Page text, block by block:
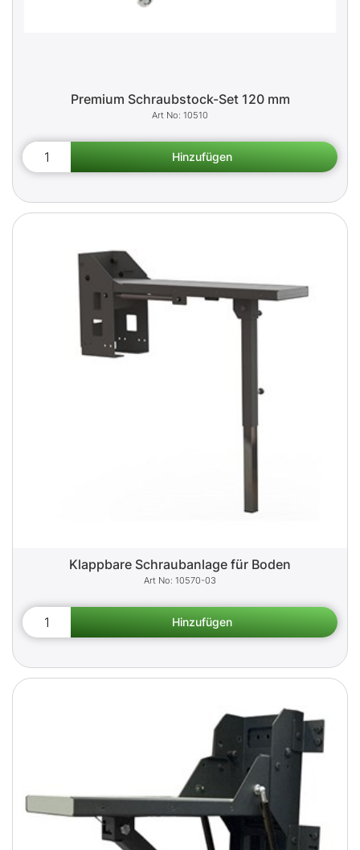
Premium Schraubstock-Set 120 mm
10510
Klappbare Schraubanlage für Boden
10570-03